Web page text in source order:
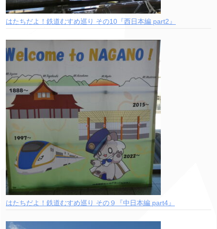
はたちだよ！鉄道むすめ巡り その10『西日本編 part2』
はたちだよ！鉄道むすめ巡り その９『中日本編 part4』